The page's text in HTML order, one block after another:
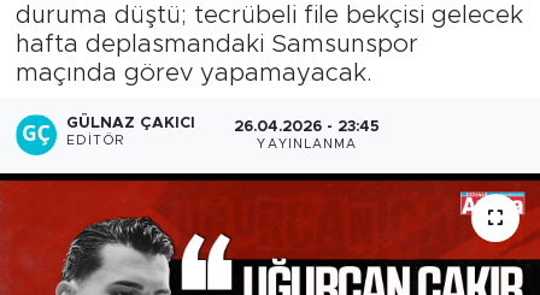
duruma düştü; tecrübeli file bekçisi gelecek
hafta deplasmandaki Samsunspor
maçında görev yapamayacak.
GÜLNAZ ÇAKICI
EDITÖR
26.04.2026 - 23:45
YAYINLANMA